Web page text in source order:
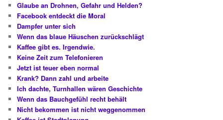
Glaube an Drohnen, Gefahr und Helden?
Facebook entdeckt die Moral
Dampfer unter sich
Wenn das blaue Häuschen zurückschlägt
Kaffee gibt es. Irgendwie.
Keine Zeit zum Telefonieren
Jetzt ist teuer eben normal
Krank? Dann zahl und arbeite
Ich dachte, Turnhallen wären Geschichte
Wenn das Bauchgefühl recht behält
Nicht bekommen ist nicht weggenommen